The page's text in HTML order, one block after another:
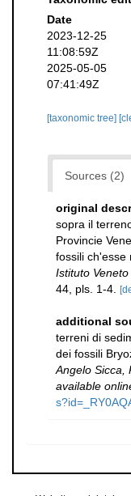
Date
2023-12-25
11:08:59Z
2025-05-05
07:41:49Z
[taxonomic tree]
Sources (2)
original
sopra il
Provincie
fossili ch'esse
Istituto
44, pls. 1-4.
additional
terreni di
dei fossili
Angelo Sicca,
available